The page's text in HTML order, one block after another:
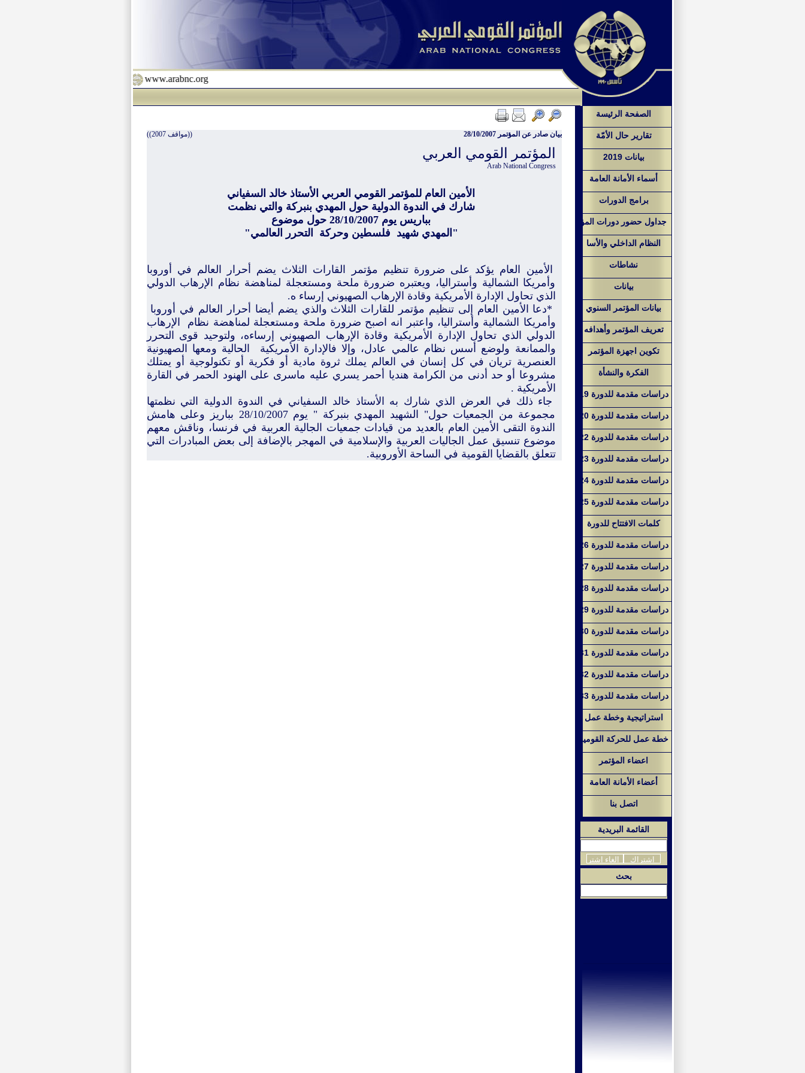
www.arabnc.org
الصفحة الرئيسة
تقارير حال الأمّة
بيانات 2019
أسماء الأمانة العامة
برامج الدورات
جداول حضور دورات المؤ
النظام الداخلي والأسا
نشاطات
بيانات
بيانات المؤتمر السنوي
تعريف المؤتمر وأهدافه
تكوين اجهزة المؤتمر
الفكرة والنشأة
دراسات مقدمة للدورة 19
دراسات مقدمة للدورة 20
دراسات مقدمة للدورة 22
دراسات مقدمة للدورة 23
دراسات مقدمة للدورة 24
دراسات مقدمة للدورة 25
كلمات الافتتاح للدورة
دراسات مقدمة للدورة 26
دراسات مقدمة للدورة 27
دراسات مقدمة للدورة 28
دراسات مقدمة للدورة 29
دراسات مقدمة للدورة 30
دراسات مقدمة للدورة 31
دراسات مقدمة للدورة 32
دراسات مقدمة للدورة 33
استراتيجية وخطة عمل
خطة عمل للحركة القومية
اعضاء المؤتمر
أعضاء الأمانة العامة
اتصل بنا
القائمة البريدية
بحث
بيان صادر عن المؤتمر 28/10/2007 ((مواقف 2007))
المؤتمر القومي العربي
Arab National Congress
الأمين العام للمؤتمر القومي العربي الأستاذ خالد السفياني
شارك في الندوة الدولية حول المهدي بنبركة والتي نظمت
بباريس يوم 28/10/2007 حول موضوع
"المهدي شهيد فلسطين وحركة التحرر العالمي"
الأمين العام يؤكد على ضرورة تنظيم مؤتمر القارات الثلاث يضم أحرار العالم في أوروبا
وأمريكا الشمالية وأستراليا، ويعتبره ضرورة ملحة ومستعجلة لمناهضة نظام الإرهاب الدولي
الذي تحاول الإدارة الأمريكية وقادة الإرهاب الصهيوني إرساء ه.
*دعا الأمين العام إلى تنظيم مؤتمر للقارات الثلاث والذي يضم أيضا أحرار العالم في أوروبا
وأمريكا الشمالية وأستراليا، واعتبر انه اصبح ضرورة ملحة ومستعجلة لمناهضة نظام الإرهاب
الدولي الذي تحاول الإدارة الأمريكية وقادة الإرهاب الصهيوني إرساءه، ولتوحيد قوى التحرر
والممانعة ولوضع أسس نظام عالمي عادل، وإلا فالإدارة الأمريكية الحالية ومعها الصهيونية
العنصرية تريان في كل إنسان في العالم يملك ثروة مادية أو فكرية أو تكنولوجية أو يمتلك
مشروعا أو حد أدنى من الكرامة هنديا أحمر يسري عليه ماسرى على الهنود الحمر في القارة
الأمريكية .
جاء ذلك في العرض الذي شارك به الأستاذ خالد السفياني في الندوة الدولية التي نظمتها
مجموعة من الجمعيات حول" الشهيد المهدي بنبركة " يوم 28/10/2007 بباريز وعلى هامش
الندوة التقى الأمين العام بالعديد من قيادات جمعيات الجالية العربية في فرنسا، وناقش معهم
موضوع تنسيق عمل الجاليات العربية والإسلامية في المهجر بالإضافة إلى بعض المبادرات التي
تتعلق بالقضايا القومية في الساحة الأوروبية.